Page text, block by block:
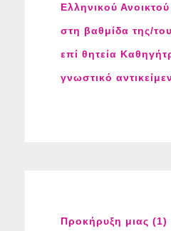
Ελληνικού
στη βαθμίδα της/
επί θητεία
γνωστικό
Προκήρυξη μιας (1)